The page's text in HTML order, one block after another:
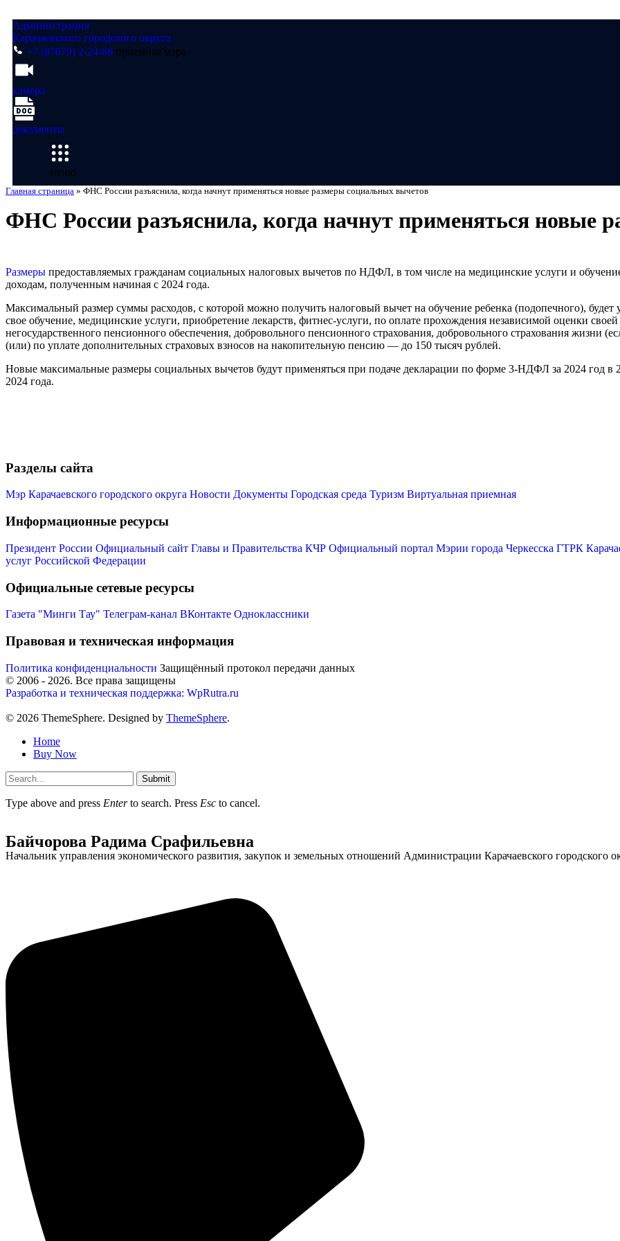
Администрация
Карачаевского городского округа
+7 (87879) 2-24-66 приемная мэра
камера
документы
меню
Главная страница » ФНС России разъяснила, когда начнут применяться новые размеры социальных вычетов
ФНС России разъяснила, когда начнут применяться новые
Размеры предоставляемых гражданам социальных налоговых вычетов по НДФЛ, в том числе на медицинские услуги и
доходам, полученным начиная с 2024 года.
Максимальный размер суммы расходов, с которой можно получить налоговый вычет на обучение ребенка (подопечного), будет
свое обучение, медицинские услуги, приобретение лекарств, фитнес-услуги, по оплате прохождения независимой оценки
негосударственного пенсионного обеспечения, добровольного пенсионного страхования, добровольного страхования жизни
(или) по уплате дополнительных страховых взносов на накопительную пенсию — до 150 тысяч рублей.
Новые максимальные размеры социальных вычетов будут применяться при подаче декларации по форме 3-НДФЛ за 2024 год в
2024 года.
Разделы сайта
Мэр Карачаевского городского округа Новости Документы Городская среда Туризм Виртуальная приемная
Информационные ресурсы
Президент России Официальный сайт Главы и Правительства КЧР Официальный портал Мэрии города Черкесска ГТРК
услуг Российской Федерации
Официальные сетевые ресурсы
Газета "Минги Тау" Телеграм-канал ВКонтакте Одноклассники
Правовая и техническая информация
Политика конфиденциальности Защищённый протокол передачи данных
© 2006 - 2026. Все права защищены
Разработка и техническая поддержка: WpRutra.ru
© 2026 ThemeSphere. Designed by ThemeSphere.
Home
Buy Now
Submit
Type above and press Enterto search. Press Esc to cancel.
Байчорова Радима Срафильевна
Начальник управления экономического развития, закупок и земельных отношений Администрации Карачаевского городского